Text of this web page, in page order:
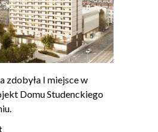
zdobyła I miejsce w
Domu Studenckiego